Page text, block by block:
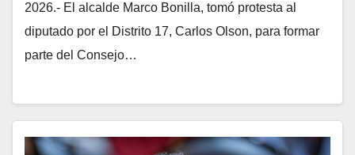
2026.- El alcalde Marco Bonilla, tomó protesta al
diputado por el Distrito 17, Carlos Olson, para formar
parte del Consejo…